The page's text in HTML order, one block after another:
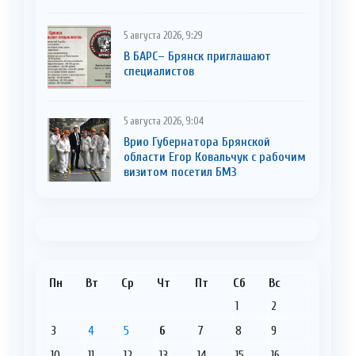
5 августа 2026, 9:29
В БАРС– Брянcк приглaшают
cпециaлистoв
5 августа 2026, 9:04
Врио Губернатора Брянской
области Егор Ковальчук с рабочим
визитом посетил БМЗ
Пн Вт Ср Чт Пт Сб Вс
1
2
3
4 5 6 7 8
9